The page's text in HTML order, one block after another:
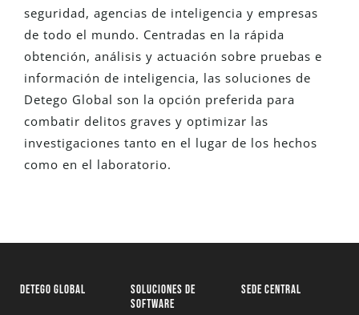
seguridad, agencias de inteligencia y empresas
de todo el mundo. Centradas en la rápida
obtención, análisis y actuación sobre pruebas e
información de inteligencia, las soluciones de
Detego Global son la opción preferida para
combatir delitos graves y optimizar las
investigaciones tanto en el lugar de los hechos
como en el laboratorio.
DETEGO GLOBAL
SOLUCIONES DE
SOFTWARE
SEDE CENTRAL